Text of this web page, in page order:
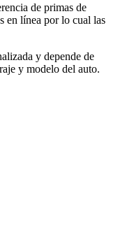
de primas de
en línea por lo cual las
y depende de
y modelo del auto.